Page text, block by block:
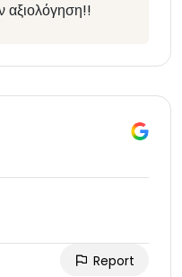
αξιολόγηση!!
Report